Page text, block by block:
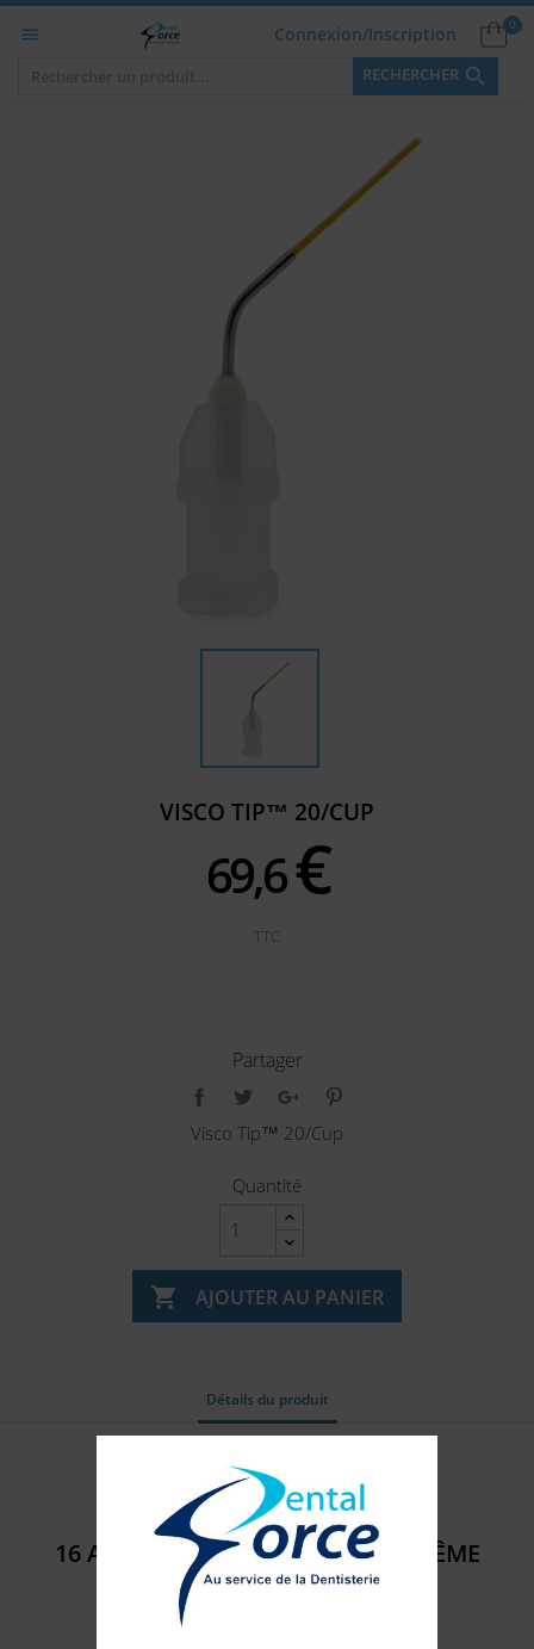
 0
Connexion/Inscription
RECHERCHER 
VISCO TIP™ 20/CUP
69,6€
TTC
Partager
Visco Tip™ 20/Cup
Quantité
 AJOUTER AU PANIER
Détails du produit
Référence
16 AUTRES PRODUITS DANS LA MÊME
CATÉGORIE :